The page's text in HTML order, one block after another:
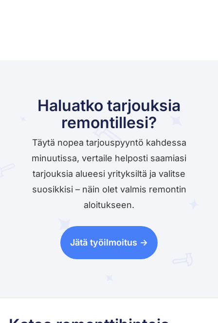
Haluatko tarjouksia
remontillesi?
Täytä nopea tarjouspyyntö kahdessa
minuutissa, vertaile helposti saamiasi
tarjouksia alueesi yrityksiltä ja valitse
suosikkisi – näin olet valmis remontin
aloitukseen.
Jätä työilmoitus ->